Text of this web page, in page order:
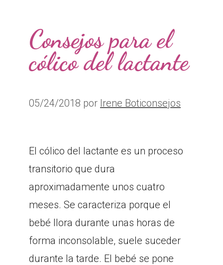
Consejos para el
cólico del lactante
05/24/2018 por Irene Boticonsejos
El cólico del lactante es un proceso
transitorio que dura
aproximadamente unos cuatro
meses. Se caracteriza porque el
bebé llora durante unas horas de
forma inconsolable, suele suceder
durante la tarde. El bebé se pone